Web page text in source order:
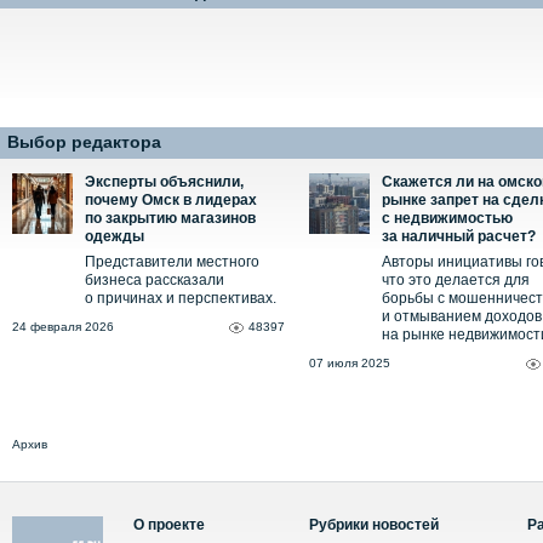
Выбор редактора
Эксперты объяснили,
почему Омск в лидерах
по закрытию магазинов
одежды
Представители местного
бизнеса рассказали
о причинах и перспективах.
24 февраля 2026 48397
Скажется ли на
рынке запрет на
с недвижимостью
за наличный расчет?
Авторы инициативы
что это делается для
борьбы с
и отмыванием доходов
на рынке
07 июля 2025
Архив
О проекте Рубрики новостей